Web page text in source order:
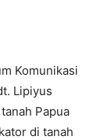
Komunikasi
Lipiyus
Papua
di tanah